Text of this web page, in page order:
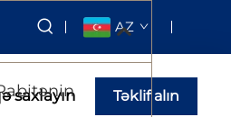
AZ
saxlayın Təklif alın